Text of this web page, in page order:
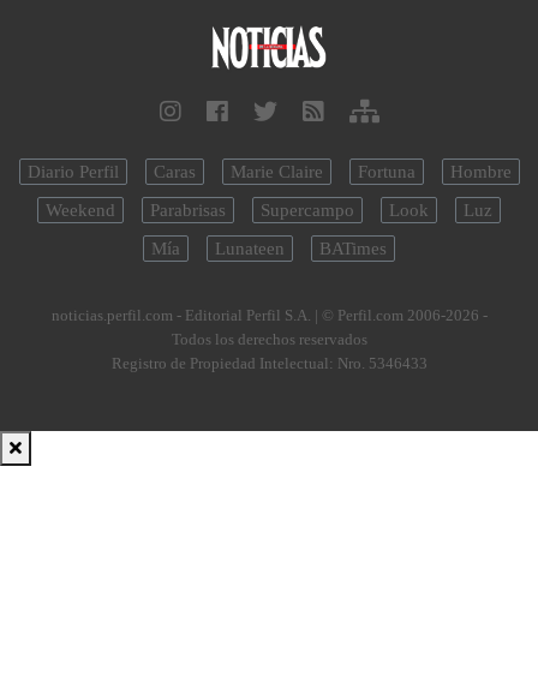
Diario Perfil Caras Marie Claire Fortuna
Hombre
Weekend
Parabrisas Supercampo Look
Luz
Mía
Lunateen BATimes
noticias.perfil.com - Editorial Perfil S.A. | © Perfil.com 2006-2026 -
Todos los derechos reservados
Registro de Propiedad Intelectual: Nro. 5346433